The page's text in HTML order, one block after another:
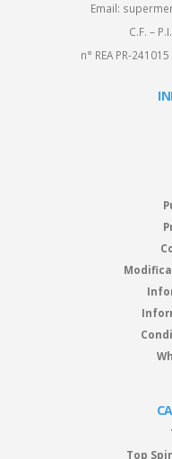
Email:
C.F. –
n° REA PR-
Top